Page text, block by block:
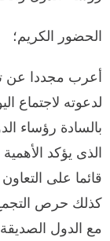
الحضور الكريم؛
أعرب مجددا عن
لدعوته لاجتماع
بالسادة رؤساء
الذى يؤكد
قائما على
كذلك حرص
مع الدول